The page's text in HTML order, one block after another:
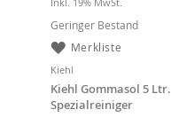
Geringer Bestand
Merkliste
Kiehl
Kiehl Gommasol 5 Ltr.
Spezialreiniger